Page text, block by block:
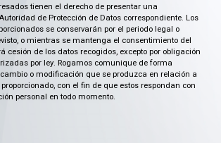
tienen el derecho de presentar una
de Protección de Datos correspondiente. Los
se conservarán por el periodo legal o
o mientras se mantenga el consentimiento del
cesión de los datos recogidos, excepto por obligación
por ley. Rogamos comunique de forma
o modificación que se produzca en relación a
con el fin de que estos respondan con
personal en todo momento.